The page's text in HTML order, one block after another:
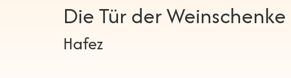
Die Tür der Weinschenke
Hafez